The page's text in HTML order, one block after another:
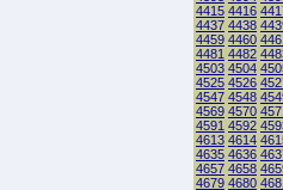
4415 4416
4437 4438
4459 4460
4481 4482
4503 4504
4525 4526
4547 4548
4569 4570
4591 4592
4613 4614
4635 4636
4657 4658
4679 4680